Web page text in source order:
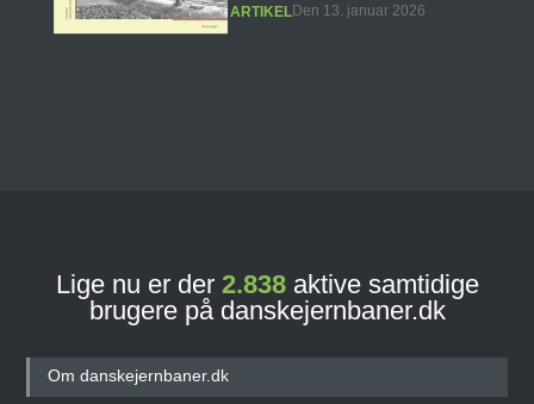
ARTIKELDen 13. januar 2026
Banebasen: Det nye digitale
ARTIKELDen 27. september 2025
Lige nu er der 2.838aktive samtidige
brugere på danskejernbaner.dk
Om danskejernbaner.dk